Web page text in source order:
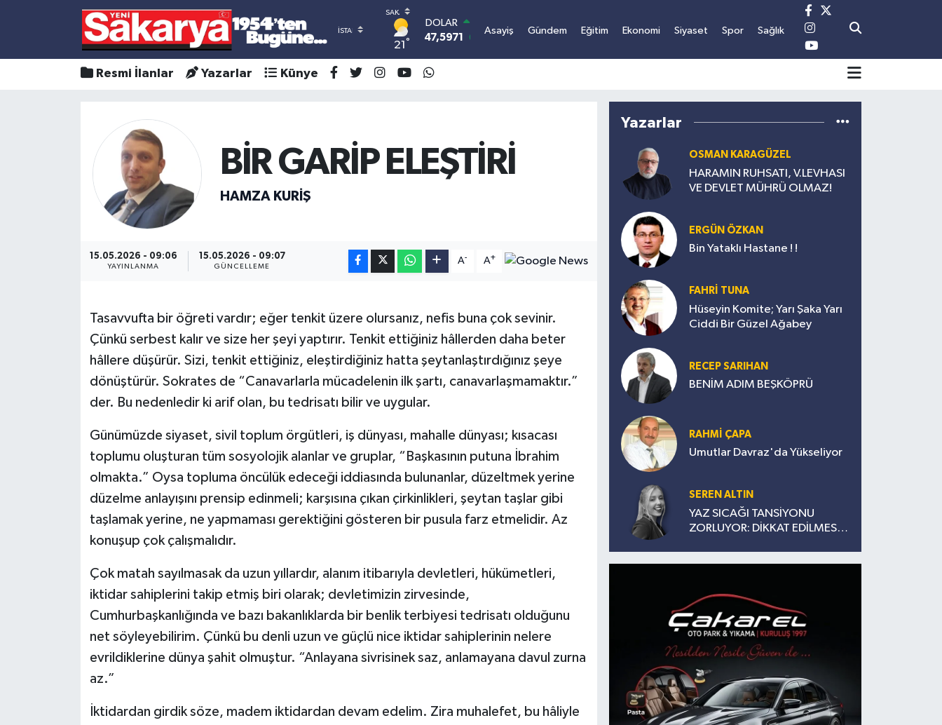
21 °
DOLAR
47,5971
0.05
55,1336
13.703 11
BITCOIN
Asayiş Gündem Eğitim Ekonomi Siyaset Spor Sağlık
Resmi İlanlar Yazarlar Künye
BİR GARİP ELEŞTİRİ
HAMZA KURIŞ
15.05.2026 - 09:06
YAYINLANMA
15.05.2026 - 09:07
GÜNCELLEME
A- A+
Tasavvufta bir öğreti vardır; eğer tenkit üzere olursanız, nefis buna çok sevinir.
Çünkü serbest kalır ve size her şeyi yaptırır. Tenkit ettiğiniz hâllerden daha beter
hâllere düşürür. Sizi, tenkit ettiğiniz, eleştirdiğiniz hatta şeytanlaştırdığınız şeye
dönüştürür. Sokrates de “Canavarlarla mücadelenin ilk şartı, canavarlaşmamaktır.”
der. Bu nedenledir ki arif olan, bu tedrisatı bilir ve uygular.
Günümüzde siyaset, sivil toplum örgütleri, iş dünyası, mahalle dünyası; kısacası
toplumu oluşturan tüm sosyolojik alanlar ve gruplar, “Başkasının putuna İbrahim
olmakta.” Oysa topluma öncülük edeceği iddiasında bulunanlar, düzeltmek yerine
düzelme anlayışını prensip edinmeli; karşısına çıkan çirkinlikleri, şeytan taşlar gibi
taşlamak yerine, ne yapmaması gerektiğini gösteren bir pusula farz etmelidir. Az
konuşup çok çalışmalıdır.
Çok matah sayılmasak da uzun yıllardır, alanım itibarıyla devletleri, hükümetleri,
iktidar sahiplerini takip etmiş biri olarak; devletimizin zirvesinde,
Cumhurbaşkanlığında ve bazı bakanlıklarda bir benlik terbiyesi tedrisatı olduğunu
net söyleyebilirim. Çünkü bu denli uzun ve güçlü nice iktidar sahiplerinin nelere
evrildiklerine dünya şahit olmuştur. “Anlayana sivrisinek saz, anlamayana davul zurna
az.”
İktidardan girdik söze, madem iktidardan devam edelim. Zira muhalefet, bu hâliyle
Yazarlar
OSMAN KARAGÜZEL
HARAMIN RUHSATI, V.LEVHASI
VE DEVLET MÜHRÜ OLMAZ!
ERGÜN ÖZKAN
Bin Yataklı Hastane ! !
FAHRİ TUNA
Hüseyin Komite; Yarı Şaka Yarı
Ciddi Bir Güzel Ağabey
RECEP SARIHAN
BENİM ADIM BEŞKÖPRÜ
RAHMİ ÇAPA
Umutlar Davraz'da Yükseliyor
SEREN ALTIN
YAZ SICAĞI TANSİYONU
ZORLUYOR: DİKKAT EDİLMESİ